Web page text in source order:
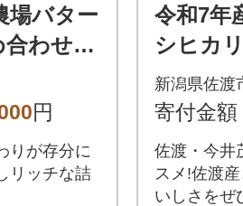
バター
わせ(1
円
りが存分に
リッチな詰
令和7
シヒカ
舞」5kg
新潟県佐渡
寄付金額
佐渡・今井
スメ!佐渡
いしさをぜ